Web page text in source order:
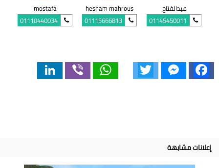
عبدالفتاح
01145450011
hesham mahrous
01115666813
mostafa
01110440034
Facebook
Messenger
WhatsApp
إعلانات مشابهة